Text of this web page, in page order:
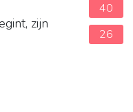
zijn
40
26